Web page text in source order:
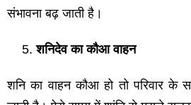
संभावना बढ़ जाती है।
शनिदेव का कौआ वाहन
शनि का वाहन कौआ हो तो परिवार